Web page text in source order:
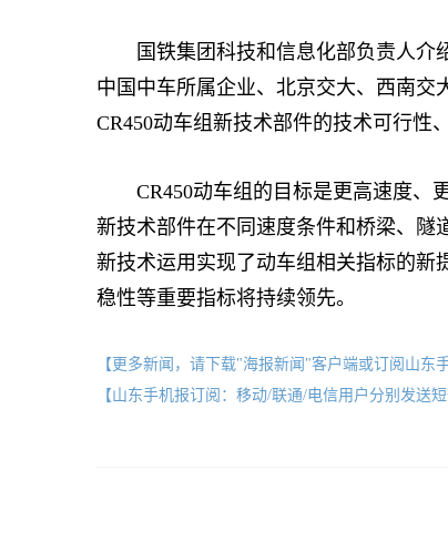
国铁集团科技和信息化部负责人介绍
中国中车所属企业、北京交大、西南交
CR450动车组新技术部件的技术可行性
CR450动车组的目标是更高速度、
新技术部件在不同速度条件和桥梁、隧
新技术运用实现了动车组相关指标的新
稳性等重要指标将持续领先。
【更多新闻，请下载"海报新闻"客户端或订阅山东
【山东手机报订阅：移动/联通/电信用户分别发送短